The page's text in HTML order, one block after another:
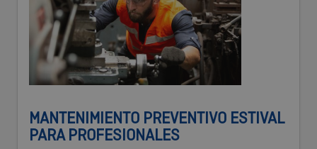
MANTENIMIENTO PREVENTIVO ESTIVAL
PARA PROFESIONALES